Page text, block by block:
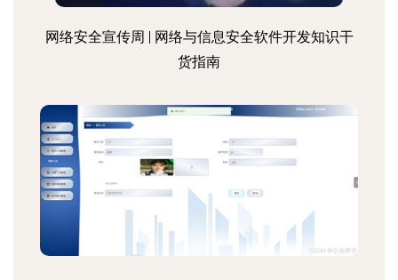
网络安全宣传周 | 网络与信息安全软件开发知识干
货指南